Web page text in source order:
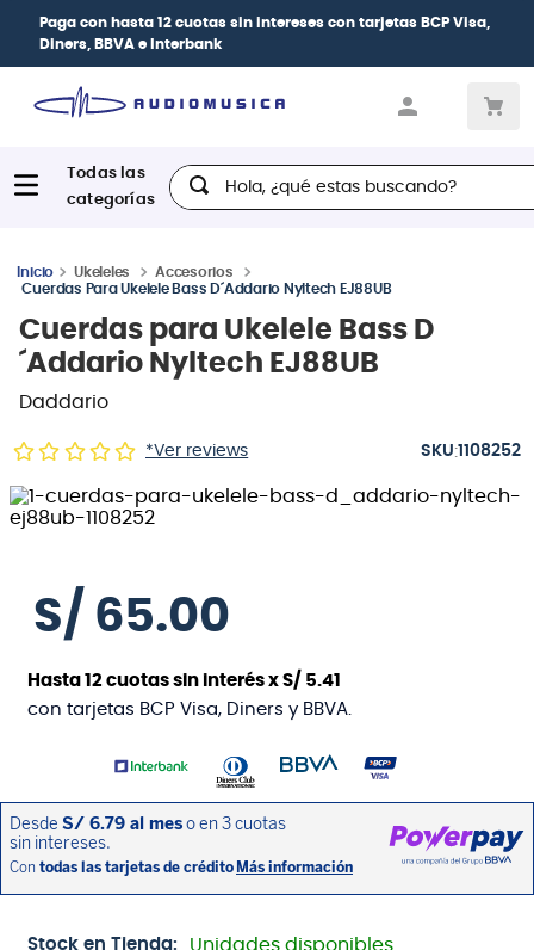
Paga con hasta 12 cuotas sin intereses con tarjetas BCP Visa,
Diners, BBVA e Interbank
Hola, ¿qué estas buscando?
Ukeleles
Accesorios
Cuerdas Para Ukelele Bass D´Addario Nyltech EJ88UB
Cuerdas para Ukelele Bass D
´Addario Nyltech EJ88UB
Daddario
*Ver reviews :1108252
S/ 65.00
Hasta12 cuotas sin interés xS/ 5.41
con tarjetas BCP Visa, Diners y BBVA.
Stock en Tienda: Unidades disponibles